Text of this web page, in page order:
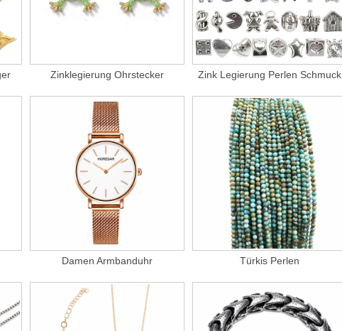
Zinklegierung Ohrstecker Zink Legierung Perlen Schmuck
Damen Armbanduhr Türkis Perlen